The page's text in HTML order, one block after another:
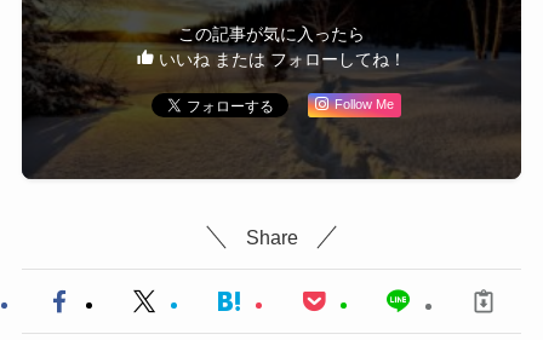
この記事が気に入ったら
いいね または フォローしてね！
Follow Me
Share